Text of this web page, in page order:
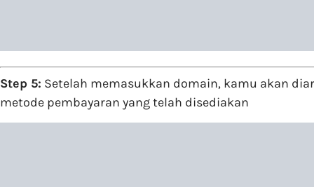
Step 5: Setelah memasukkan domain, kamu akan
metode pembayaran yang telah disediakan